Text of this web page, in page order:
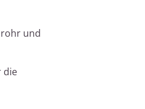
und
die